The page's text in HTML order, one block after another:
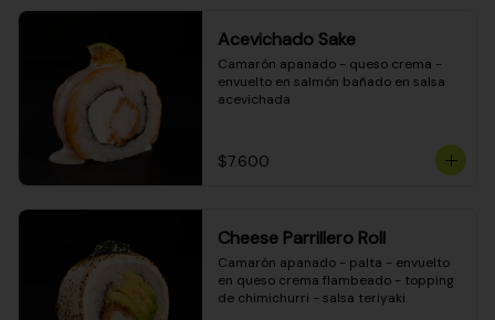
Acevichado Sake
Camarón apanado - queso crema -
envuelto en salmón bañado en salsa
acevichada
$7.600
Cheese Parrillero Roll
Camarón apanado - palta - envuelto
en queso crema flambeado - topping
de chimichurri - salsa teriyaki